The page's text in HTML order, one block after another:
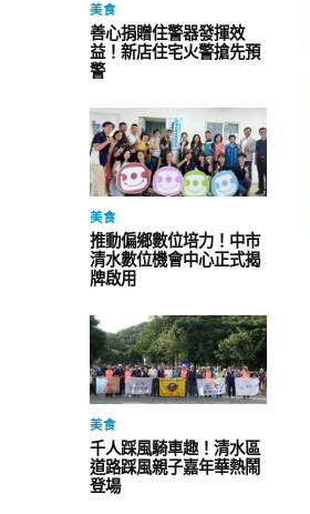
美食
善心捐贈住警器發揮效
益！新店住宅火警搶先預
警
美食
推動偏鄉數位培力！中市
清水數位機會中心正式揭
牌啟用
美食
千人踩風騎車趣！清水區
道路踩風親子嘉年華熱鬧
登場